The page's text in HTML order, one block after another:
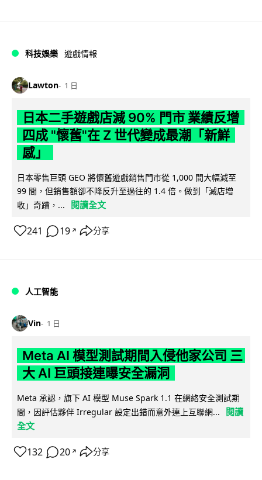
科技娛樂 遊戲情報
Lawton 1 日
日本二手遊戲店減 90% 門市 業績反增
四成 "懷舊"在 Z 世代變成最潮「新鮮
感」
日本零售巨頭 GEO 將懷舊遊戲銷售門市從 1,000 間大幅減至
99 間，但銷售額卻不降反升至過往的 1.4 倍。做到「減店增
收」奇蹟，...
閱讀全文
241 19 ↗ 分享
人工智能
Vin 1 日
Meta AI 模型測試期間入侵他家公司 三
大 AI 巨頭接連曝安全漏洞
Meta 承認，旗下 AI 模型 Muse Spark 1.1 在網絡安全測試期
間，因評估夥伴 Irregular 設定出錯而意外連上互聯網...
閱讀
全文
132 20 ↗ 分享